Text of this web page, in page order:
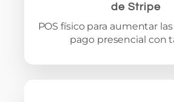
de Stripe
POS físico para aumentar
pago presencial con